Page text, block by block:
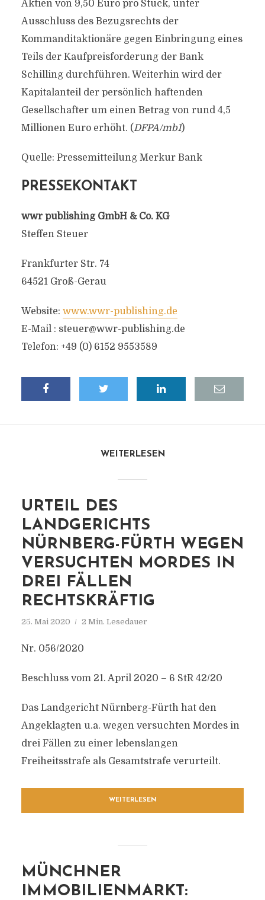
Aktien von 9,50 Euro pro Stück, unter
Ausschluss des Bezugsrechts der
Kommanditaktionäre gegen Einbringung eines
Teils der Kaufpreisforderung der Bank
Schilling durchführen. Weiterhin wird der
Kapitalanteil der persönlich haftenden
Gesellschafter um einen Betrag von rund 4,5
Millionen Euro erhöht. (DFPA/mb1)
Quelle: Pressemitteilung Merkur Bank
PRESSEKONTAKT
wwr publishing GmbH & Co. KG
Steffen Steuer
Frankfurter Str. 74
64521 Groß-Gerau
Website: www.wwr-publishing.de
E-Mail : steuer@wwr-publishing.de
Telefon: +49 (0) 6152 9553589
WEITERLESEN
URTEIL DES
LANDGERICHTS
NÜRNBERG-FÜRTH WEGEN
VERSUCHTEN MORDES IN
DREI FÄLLEN
RECHTSKRÄFTIG
25. Mai 2020 2 Min. Lesedauer
Nr. 056/2020
Beschluss vom 21. April 2020 – 6 StR 42/20
Das Landgericht Nürnberg-Fürth hat den
Angeklagten u.a. wegen versuchten Mordes in
drei Fällen zu einer lebenslangen
Freiheitsstrafe als Gesamtstrafe verurteilt.
WEITERLESEN
MÜNCHNER
IMMOBILIENMARKT: